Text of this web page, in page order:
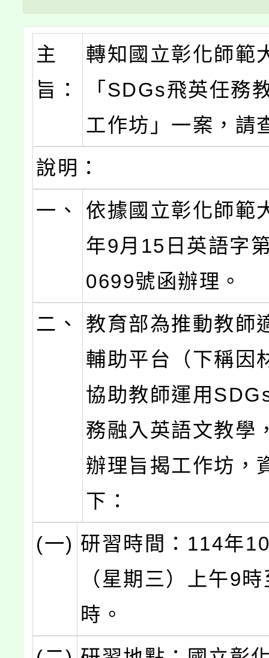
主
旨：
轉知國立彰化師範
「SDGs飛英任務
工作坊」一案，請
說明：
一、
依據國立彰化師範
年9月15日英語字
0699號函辦理。
二、
教育部為推動教師
輔助平台（下稱因
協助教師運用
務融入英語文教學
辦理旨揭工作坊，
下：
(一) 研習時間：114年
（星期三）上午9
時。